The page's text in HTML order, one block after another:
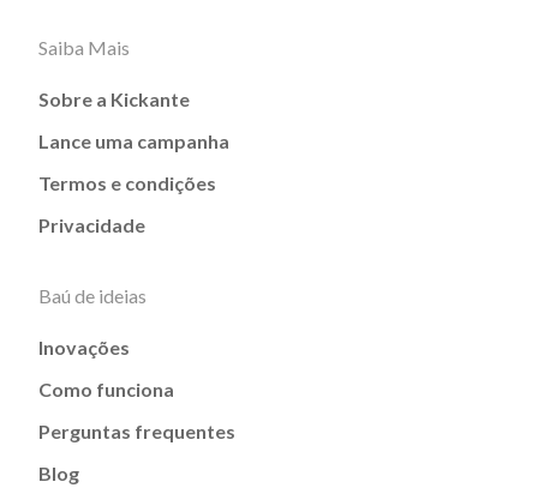
Saiba Mais
Sobre a Kickante
Lance uma campanha
Termos e condições
Privacidade
Baú de ideias
Inovações
Como funciona
Perguntas frequentes
Blog